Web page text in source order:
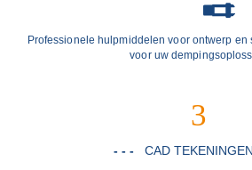
Professionele hulpmiddelen voor ontwerp en
voor uw
3
- - - CAD TEKENINGEN